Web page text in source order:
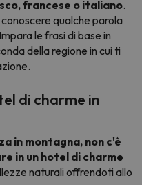
francese o italiano.
qualche parola
le frasi di base in
della regione in cui ti
di charme in
in montagna, non c'è
in un hotel di charme
naturali offrendoti allo